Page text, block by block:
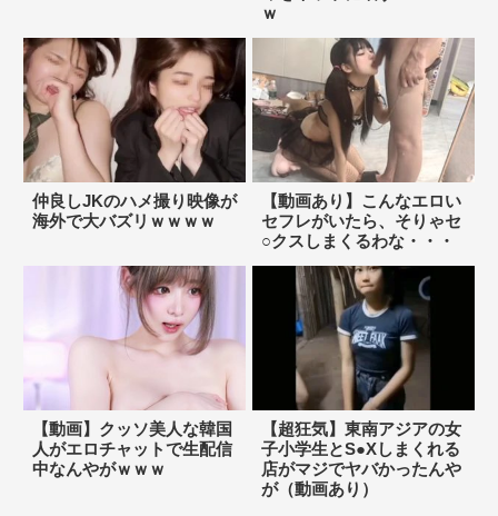
ｗ
仲良しJKのハメ撮り映像が
海外で大バズリｗｗｗｗ
【動画あり】こんなエロい
セフレがいたら、そりゃセ
○クスしまくるわな・・・
【動画】クッソ美人な韓国
人がエロチャットで生配信
中なんやがｗｗｗ
【超狂気】東南アジアの女
子小学生とS●Xしまくれる
店がマジでヤバかったんや
が（動画あり）